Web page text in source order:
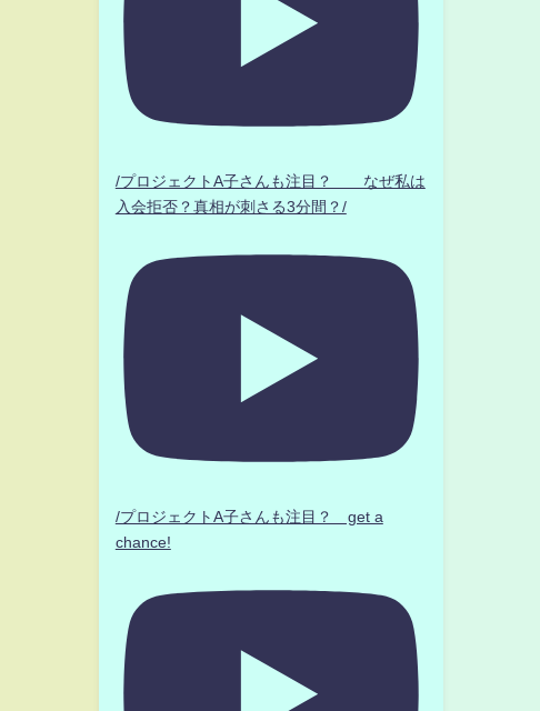
/プロジェクトA子さんも注目？ なぜ私は
入会拒否？真相が刺さる3分間？/
/プロジェクトA子さんも注目？ get a
chance!